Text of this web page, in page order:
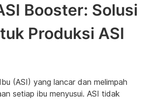
Booster: Solusi
Produksi ASI
(ASI) yang lancar dan melimpah
setiap ibu menyusui. ASI tidak